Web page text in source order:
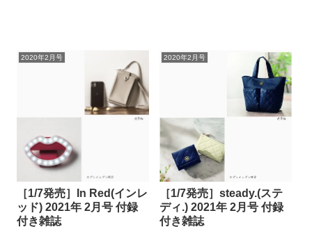
2020年2月号
［1/7発売］In Red(インレ
ッド) 2021年 2月号 付録
付き雑誌
2020年2月号
［1/7発売］steady.(ステ
ディ.) 2021年 2月号 付録
付き雑誌